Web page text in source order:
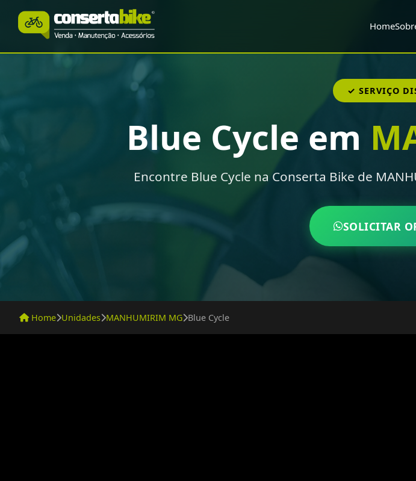
Home
✓ SERVIÇO
Blue Cycle em
Encontre Blue Cycle na Conserta Bike de
SOLICITAR
Home Unidades MANHUMIRIM MG Blue Cycle